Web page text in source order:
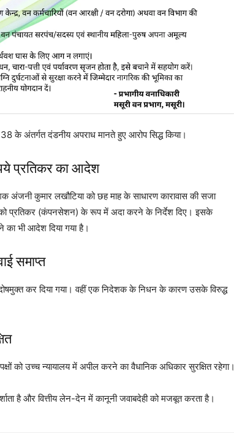
के अंतर्गत दंडनीय अपराध मानते हुए आरोप सिद्ध किया।
प्रतिकर का आदेश
अंजनी कुमार लखौटिया को छह माह के साधारण कारावास की सजा
को प्रतिकर (कंपनसेशन) के रूप में अदा करने के निर्देश दिए। इसके
का भी आदेश दिया गया है।
समाप्त
कर दिया गया। वहीं एक निदेशक के निधन के कारण उसके विरुद्ध
को उच्च न्यायालय में अपील करने का वैधानिक अधिकार सुरक्षित रहेगा।
है और वित्तीय लेन-देन में कानूनी जवाबदेही को मजबूत करता है।